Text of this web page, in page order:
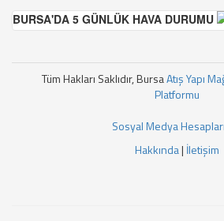
BURSA'DA 5 GÜNLÜK HAVA DURUMU
Tüm Hakları Saklıdır, BursaAtış Yapı
Platformu
Sosyal Medya
Hakkında| İletişim